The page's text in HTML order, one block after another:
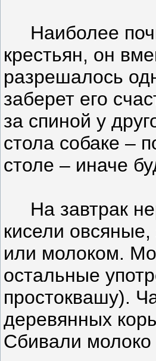
Наиболее
крестьян, он
разрешалось
заберет его
за спиной у
стола собаке –
столе – иначе
На завтрак
кисели
или молоком.
остальные
простоквашу).
деревянных
Сбивали